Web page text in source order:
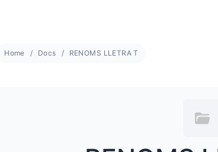
Home Docs RENOMS LLETRA T